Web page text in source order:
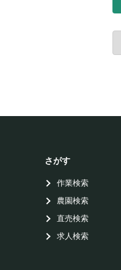
さがす
作業検索
農園検索
直売検索
求人検索